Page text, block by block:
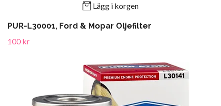
Lägg i korgen
PUR-L30001, Ford & Mopar Oljefilter
100 kr